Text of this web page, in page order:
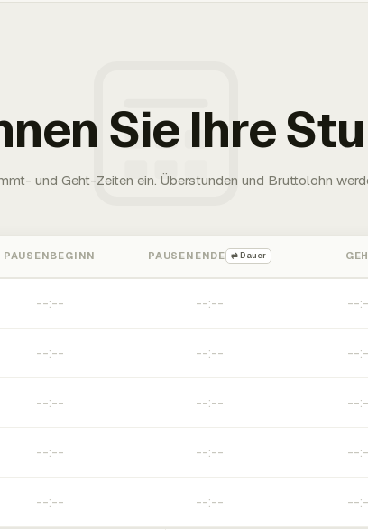
Sie Ihre
und Geht-Zeiten ein. Überstunden und Bruttolohn
PAUSENBEGINN PAUSENENDE ⇄ Dauer